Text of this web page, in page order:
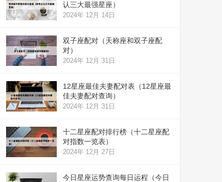
认三大最强星座）
2024年 12月 14日
双子座配对（天称座和双子座配
对）
2024年 12月 31日
12星座最佳夫妻配对表（12星座最
佳夫妻配对查询）
2024年 12月 31日
十二星座配对排行榜（十二星座配
对指数一览表）
2024年 12月 27日
今日星座运势查询每日运程（今日